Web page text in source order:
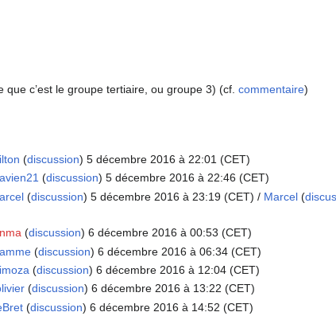
que c’est le groupe tertiaire, ou groupe 3) (cf.commentaire)
(discussion) 5 décembre 2016 à 22:01 (CET)
(discussion) 5 décembre 2016 à 22:46 (CET)
(discussion) 5 décembre 2016 à 23:19 (CET) / Marcel(
(discussion) 6 décembre 2016 à 00:53 (CET)
(discussion) 6 décembre 2016 à 06:34 (CET)
(discussion) 6 décembre 2016 à 12:04 (CET)
(discussion) 6 décembre 2016 à 13:22 (CET)
(discussion) 6 décembre 2016 à 14:52 (CET)